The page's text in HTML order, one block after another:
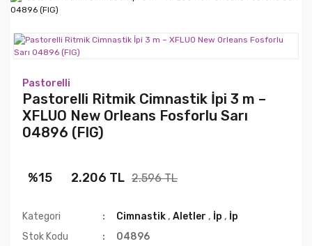
Pastorelli
Pastorelli Ritmik Cimnastik İpi 3 m –
XFLUO New Orleans Fosforlu Sarı
04896 (FIG)
%15 2.206 TL 2.596 TL
Kategori Cimnastik,Aletler , İp , İp
Stok Kodu
04896